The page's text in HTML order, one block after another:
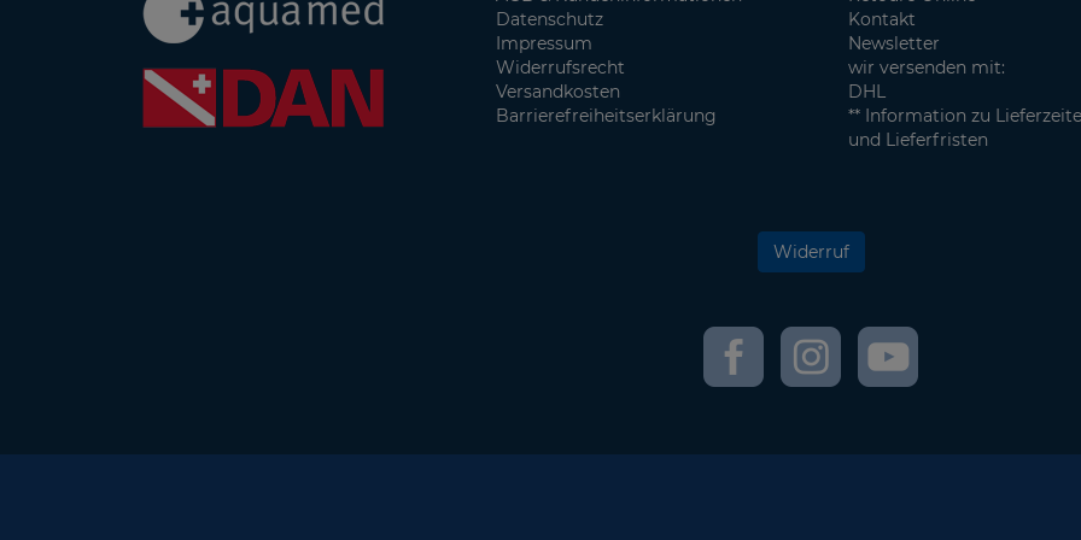
Datenschutz
Impressum
Widerrufsrecht
Versandkosten
Barrierefreiheitserklärung
Kontakt
Newsletter
wir versenden mit:
DHL
** Information zu
und Lieferfristen
Widerruf